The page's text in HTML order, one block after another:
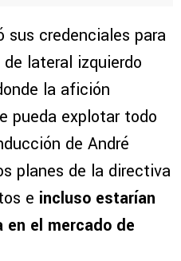
sus credenciales para
lateral izquierdo
la afición
pueda explotar todo
de André
planes de la directiva
e incluso estarían
en el mercado de